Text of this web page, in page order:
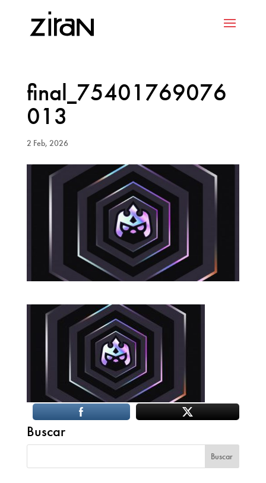
final_75401769076
013
2 Feb, 2026
Buscar